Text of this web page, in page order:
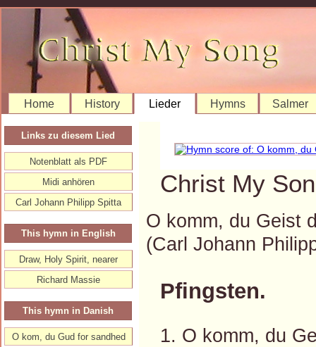
Home History Lieder Hymns Salmer
Christ My
O komm, du Geist
(Carl Johann
Pfingsten.
1. O komm, du
Links zu diesem Lied
Notenblatt als PDF
Midi anhören
Carl Johann Philipp Spitta
This hymn in English
Draw, Holy Spirit, nearer
Richard Massie
This hymn in Danish
O kom, du Gud for sandhed